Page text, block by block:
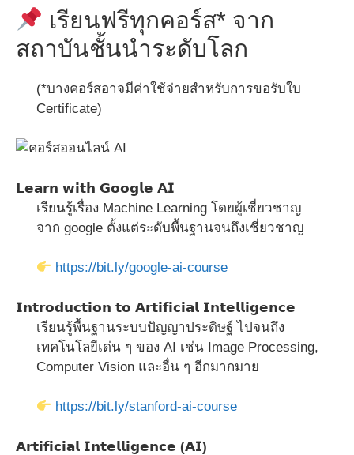
เรียนฟรีทุกคอร์ส* จาก
สถาบันชั้นนำระดับโลก
(*บางคอร์สอาจมีค่าใช้จ่ายสำหรับการขอรับใบ
Certificate)
𝗟𝗲𝗮𝗿𝗻 𝘄𝗶𝘁𝗵 𝗚𝗼𝗼𝗴𝗹𝗲 𝗔𝗜
เรียนรู้เรื่อง Machine Learning โดยผู้เชี่ยวชาญ
จาก google ตั้งแต่ระดับพื้นฐานจนถึงเชี่ยวชาญ
https://bit.ly/google-ai-course
𝗜𝗻𝘁𝗿𝗼𝗱𝘂𝗰𝘁𝗶𝗼𝗻 𝘁𝗼 𝗔𝗿𝘁𝗶𝗳𝗶𝗰𝗶𝗮𝗹 𝗜𝗻𝘁𝗲𝗹𝗹𝗶𝗴𝗲𝗻𝗰𝗲
เรียนรู้พื้นฐานระบบปัญญาประดิษฐ์ ไปจนถึง
เทคโนโลยีเด่น ๆ ของ AI เช่น Image Processing,
Computer Vision และอื่น ๆ อีกมากมาย
https://bit.ly/stanford-ai-course
𝗔𝗿𝘁𝗶𝗳𝗶𝗰𝗶𝗮𝗹 𝗜𝗻𝘁𝗲𝗹𝗹𝗶𝗴𝗲𝗻𝗰𝗲 (𝗔𝗜)